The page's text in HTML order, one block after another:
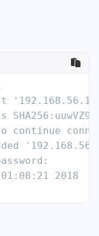
continue
2018